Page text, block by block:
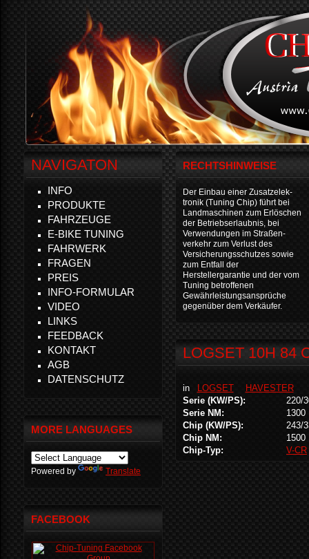
RECHTSHINWEISE
Der Einbau einer Zusatzelek-
tronik (Tuning Chip) führt bei
Landmaschinen zum Erlöschen
der Betriebserlaubnis, bei
Verwendungen im Straßen-
verkehr zum Verlust des
Versicherungsschutzes sowie
zum Entfall der
Herstellergarantie und der vom
Tuning betroffenen
Gewährleistungsansprüche
gegenüber dem Verkäufer.
LOGSET 10H 84
in LOGSET
HAVESTER
Serie (KW/PS):
220/
Serie NM:
1300
Chip (KW/PS):
243/
Chip NM:
1500
Chip-Typ:
V-CR
NAVIGATON
INFO
PRODUKTE
FAHRZEUGE
E-BIKE TUNING
FAHRWERK
FRAGEN
PREIS
INFO-FORMULAR
VIDEO
LINKS
FEEDBACK
KONTAKT
AGB
DATENSCHUTZ
MORE LANGUAGES
Powered by Translate
FACEBOOK